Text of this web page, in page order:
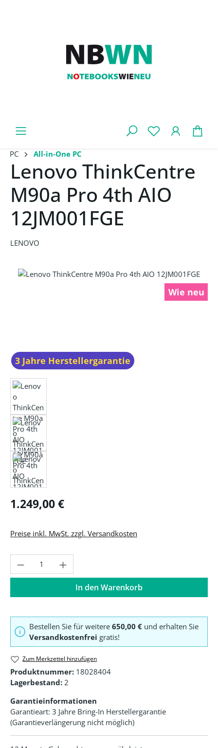
PC All-in-One PC
Lenovo ThinkCentre
M90a Pro 4th AIO
12JM001FGE
LENOVO
Bildergalerie überspringen
Wie neu
3 Jahre Herstellergarantie
Regulärer Preis:
1.249,00 €
Preise inkl. MwSt. zzgl. Versandkosten
Produkt Anzahl: Gib den gewünschten
In den Warenkorb
Bestellen Sie für weitere 650,00 € und erhalten Sie
Versandkostenfrei gratis!
Zum Merkzettel hinzufügen
Produktnummer: 18028404
Lagerbestand: 2
Garantieinformationen
Garantieart: 3 Jahre Bring-In Herstellergarantie
(Garantieverlängerung nicht möglich)